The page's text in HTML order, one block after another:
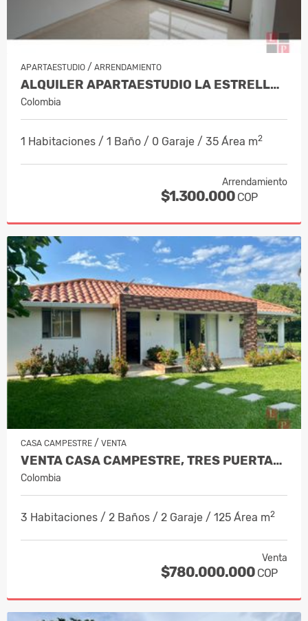
APARTAESTUDIO / ARRENDAMIENTO
ALQUILER APARTAESTUDIO LA ESTRELLA, MA…
Colombia
1 Habitaciones / 1 Baño / 0 Garaje / 35 Área m2
Arrendamiento
$1.300.000 COP
CASA CAMPESTRE / VENTA
VENTA CASA CAMPESTRE, TRES PUERTAS,…
Colombia
3 Habitaciones / 2 Baños / 2 Garaje / 125 Área m2
Venta
$780.000.000 COP